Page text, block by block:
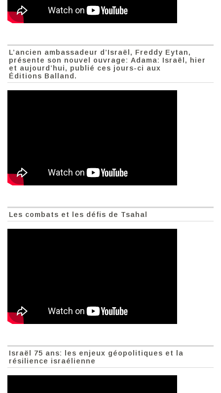
L’ancien ambassadeur d’Israël, Freddy Eytan,
présente son nouvel ouvrage: Adama: Israël, hier
et aujourd’hui, publié ces jours-ci aux
Éditions Balland.
Les combats et les défis de Tsahal
Israël 75 ans: les enjeux géopolitiques et la
résilience israélienne